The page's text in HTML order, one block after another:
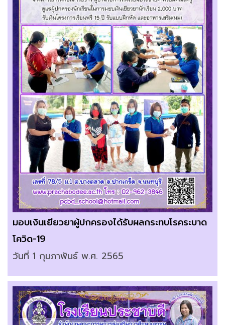
มอบเงินเยียวยาผู้ปกครองได้รับผลกระทบโรคระบาด
โควิด-19
วันที่ 1 กุมภาพันธ์ พ.ศ. 2565